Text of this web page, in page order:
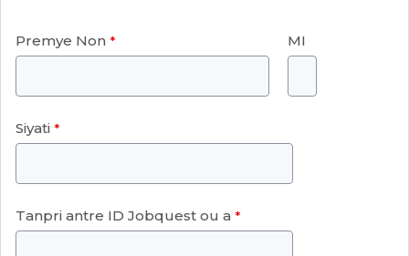
Premye Non MI
Siyati
Tanpri antre ID Jobquest ou a